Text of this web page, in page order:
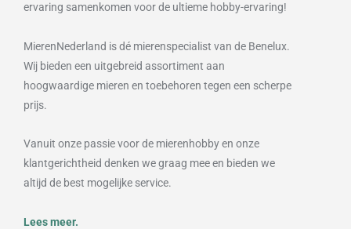
ervaring samenkomen voor de ultieme hobby-ervaring!
MierenNederland is dé mierenspecialist van de Benelux.
Wij bieden een uitgebreid assortiment aan
hoogwaardige mieren en toebehoren tegen een scherpe
prijs.
Vanuit onze passie voor de mierenhobby en onze
klantgerichtheid denken we graag mee en bieden we
altijd de best mogelijke service.
Lees meer.